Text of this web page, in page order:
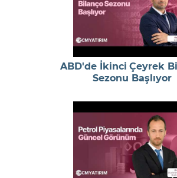
ABD'de İkinci Çeyrek
Sezonu Başlıyor